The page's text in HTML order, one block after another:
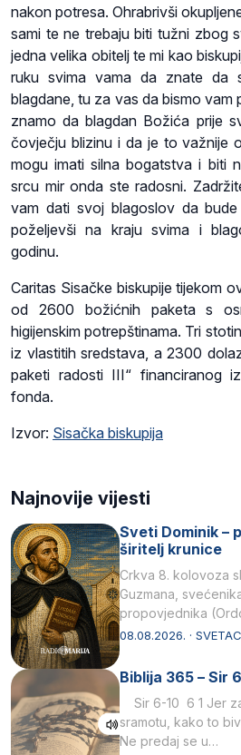
nakon potresa. Ohrabrivši
sami te ne trebaju biti tužni zbog
jedna velika obitelj te mi kao
ruku svima vama da znate da
blagdane, tu za vas da bismo vam
znamo da blagdan Božića prije
čovječju blizinu i da je to važnije
mogu imati silna bogatstva i biti
srcu mir onda ste radosni.
vam dati svoj blagoslov da bude
poželjevši na kraju svima i
godinu.
Caritas Sisačke biskupije tijekom
od 2600 božićnih paketa s
higijenskim potrepštinama. Tri
iz vlastitih sredstava, a 2300
paketi radosti III“ financiranog
fonda.
Izvor: Sisačka biskupija
Najnovije vijesti
Sveti Dominik –
širitelj krunice
Crkva 8. kolovoza
Guzmana,
propovjednika
Svojim životom,
08.08.2026. ·
Biblija 365 – Sir
Sir 6-10 6 1 Jer
sramotu, kako to
Ne predaj se u…